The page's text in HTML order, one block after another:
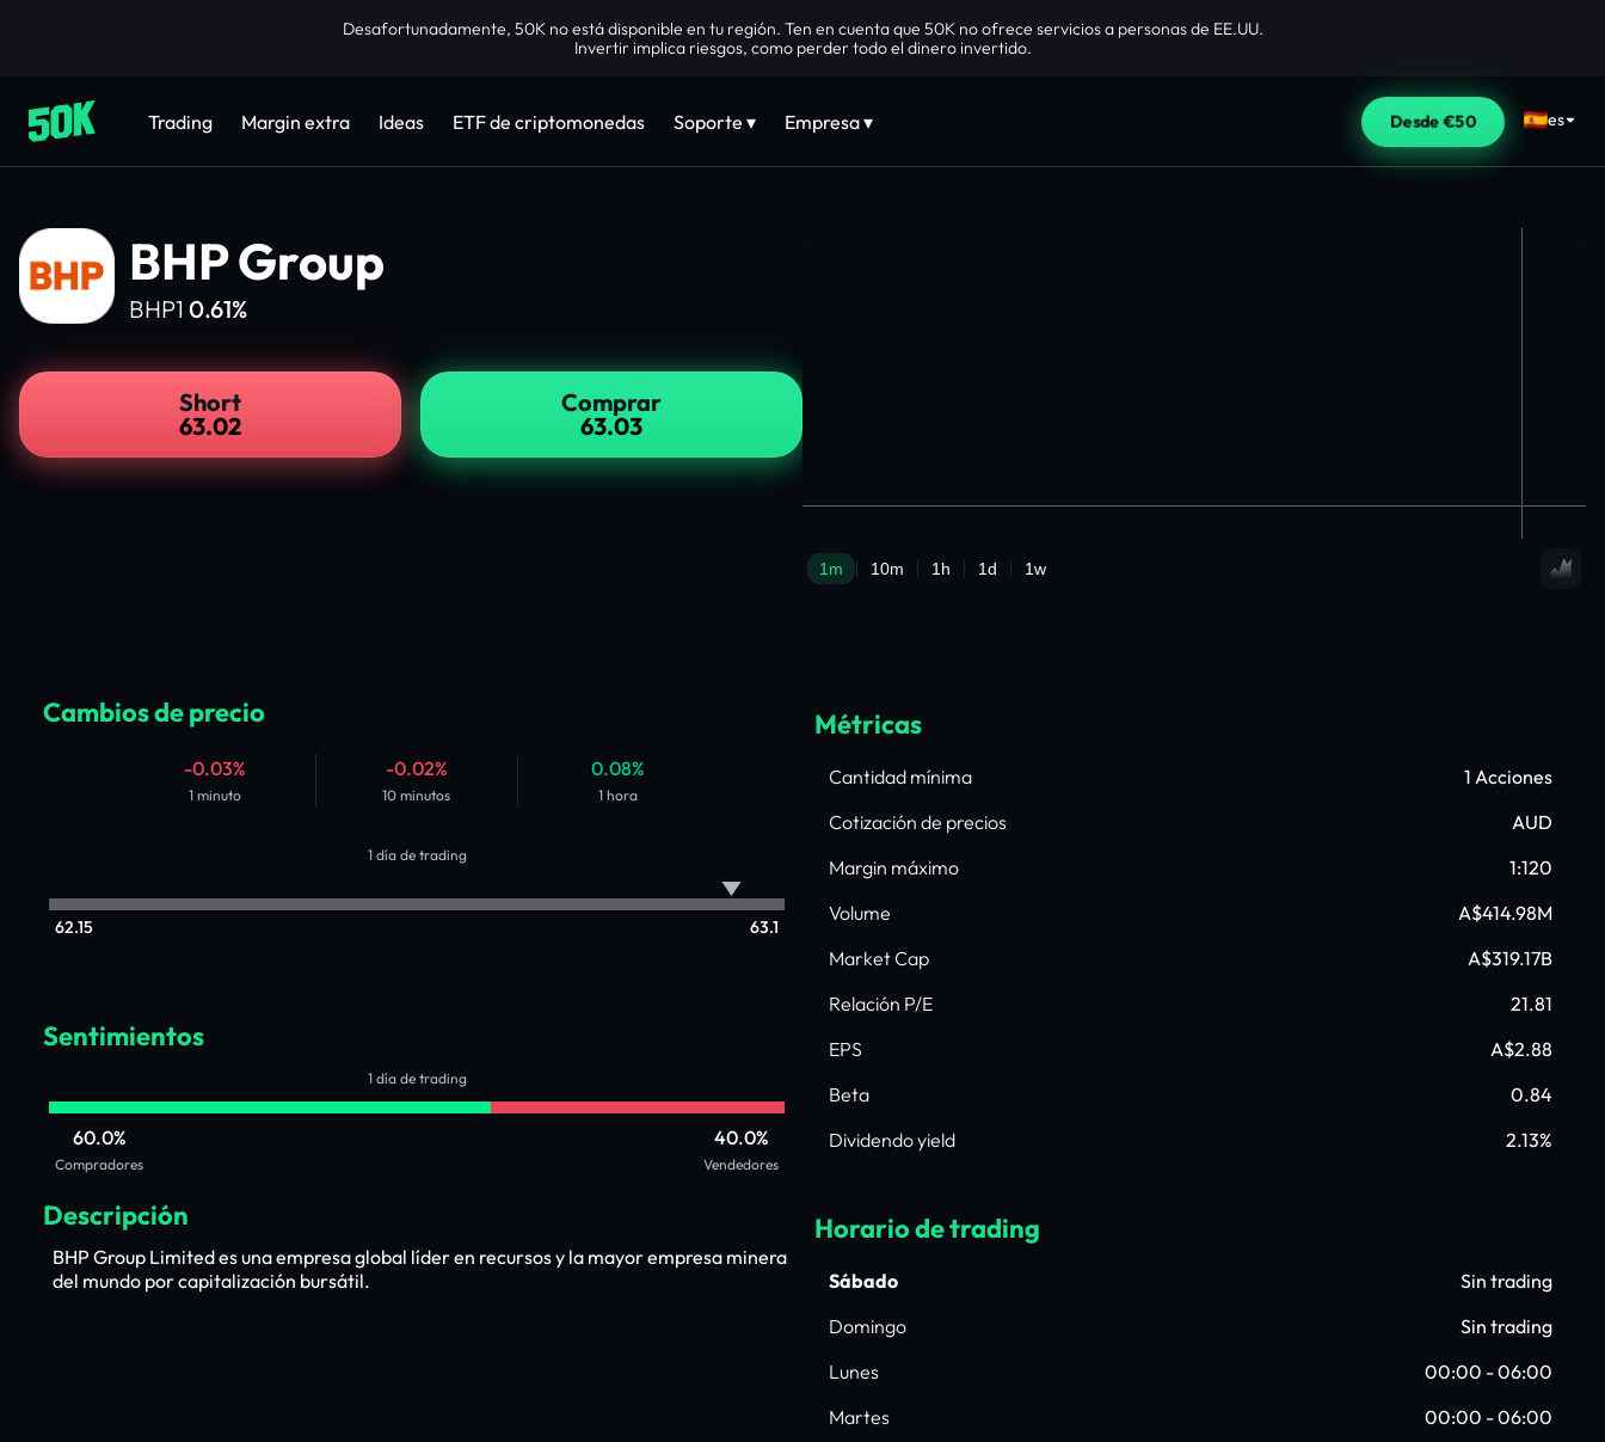
Desafortunadamente, 50K no está disponible en tu región. Ten en cuenta que 50K no ofrece servicios a personas de EE.UU.
Invertir implica riesgos, como perder todo el dinero invertido.
Trading Margin extra Ideas ETF de criptomonedas Soporte ▾ Empresa ▾ Desde €50 es
BHP Group
BHP1 0.61%
Short
63.02
Comprar
63.03
Cambios de precio
-0.03%
1 minuto
-0.02%
10 minutos
0.08%
1 hora
1 día de trading
62.15 63.1
Sentimientos
1 día de trading
60.0%
Compradores
40.0%
Vendedores
Descripción
BHP Group Limited es una empresa global líder en recursos y la mayor empresa minera
del mundo por capitalización bursátil.
Métricas
Cantidad mínima
1 Acciones
Cotización de precios
AUD
Margin máximo
1:120
Volume
A$414.98M
Market Cap
A$319.17B
Relación P/E
21.81
EPS
A$2.88
Beta
0.84
Dividendo yield
2.13%
Horario de trading
Sábado
Sin trading
Domingo
Sin trading
Lunes
00:00 - 06:00
Martes
00:00 - 06:00